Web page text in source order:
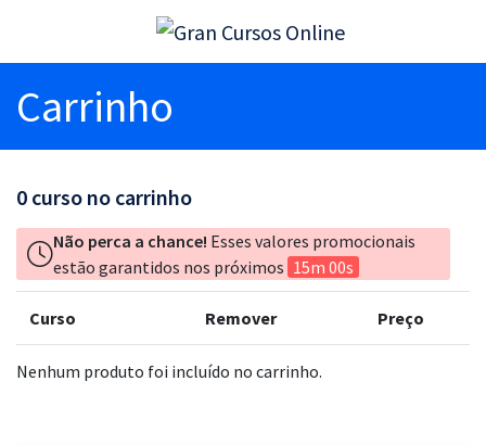
Carrinho
0 curso no carrinho
Não perca a chance! Esses valores promocionais
estão garantidos nos próximos 15m 00s
Curso Remover Preço
Nenhum produto foi incluído no carrinho.